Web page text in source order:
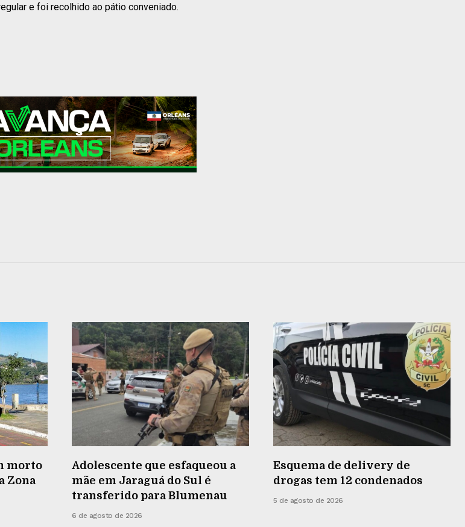
e foi recolhido ao pátio conveniado.
morto
Zona
Adolescente que esfaqueou a
mãe em Jaraguá do Sul é
transferido para Blumenau
6 de agosto de 2026
Esquema de delivery de
drogas tem 12 condenados
5 de agosto de 2026